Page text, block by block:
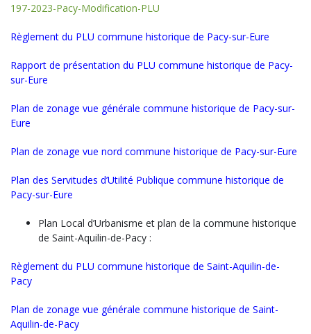
197-2023-Pacy-Modification-PLU
Règlement du PLU commune historique de Pacy-sur-Eure
Rapport de présentation du PLU commune historique de Pacy-
sur-Eure
Plan de zonage vue générale commune historique de Pacy-sur-
Eure
Plan de zonage vue nord commune historique de Pacy-sur-Eure
Plan des Servitudes d’Utilité Publique commune historique de
Pacy-sur-Eure
Plan Local d’Urbanisme et plan de la commune historique
de Saint-Aquilin-de-Pacy :
Règlement du PLU commune historique de Saint-Aquilin-de-
Pacy
Plan de zonage vue générale commune historique de Saint-
Aquilin-de-Pacy